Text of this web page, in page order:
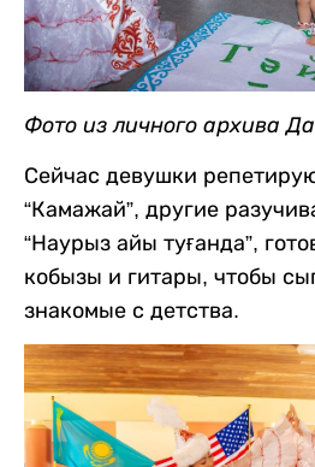
Фото из личного архива
Сейчас девушки
“Камажай”, другие
“Наурыз айы туғанда”,
кобызы и гитары, чтобы
знакомые с детства.